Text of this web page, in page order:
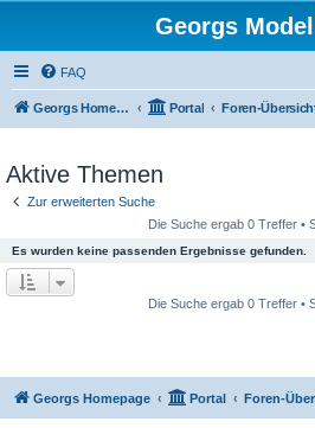
Georgs
FAQ
Georgs Homepage Portal Foren-
Aktive Themen
Zur erweiterten Suche
Die Suche ergab 0 Treffer •
Es wurden keine passenden Ergebnisse gefunden.
Die Suche ergab 0 Treffer •
Georgs Homepage Portal Foren-